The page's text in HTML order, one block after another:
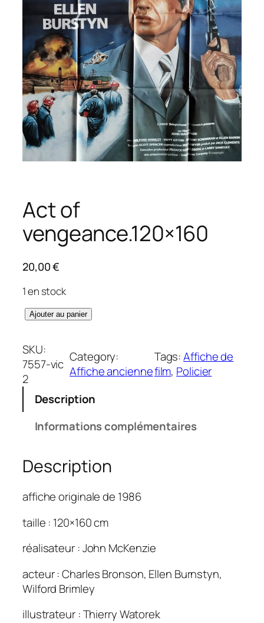
Act of
vengeance.120×160
20,00€
1 en stock
q
a
n
t
i
A
c
t
o
f
e
g
e
a
Ajouter au panier
SKU:
7557-vic
2
Category:
Affiche ancienne
Tags:Affiche de
film, Policier
Description
Informations complémentaires
Description
affiche originale de 1986
taille : 120×160 cm
réalisateur : John McKenzie
acteur : Charles Bronson, Ellen Burnstyn,
Wilford Brimley
illustrateur : Thierry Watorek